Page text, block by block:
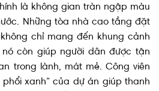
là không gian tràn ngập màu
Những tòa nhà cao tầng đặt
chỉ mang đến khung cảnh
còn giúp người dân được tận
trong lành, mát mẻ. Công viên
phổi xanh” của dự án giúp thanh